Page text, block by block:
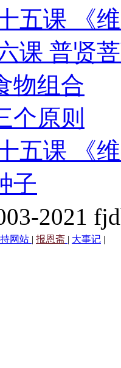
五课 《
课 普贤
物组合
个原则
五课 《
子
2021
网站 | 报恩斋 | 大事记 |